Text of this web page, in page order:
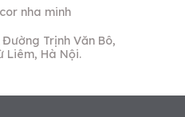
nha minh
Đường Trịnh Văn Bô,
Liêm, Hà Nội.